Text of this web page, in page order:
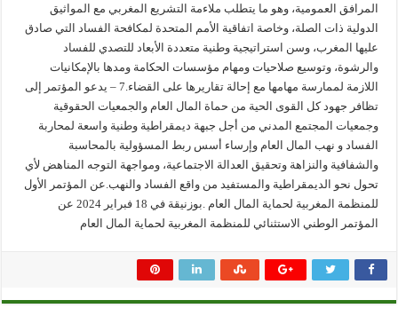
المرافق العمومية، وهو ما يتطلب ملاءمة التشريع المغربي مع المواثيق
الدولية ذات الصلة، وخاصة اتفاقية الأمم المتحدة لمكافحة الفساد التي صادق
عليها المغرب، وسن استراتيجية وطنية متعددة الأبعاد للتصدي للفساد
والرشوة، وتوسيع صلاحيات ومهام مؤسسات الحكامة ومدها بالإمكانيات
اللازمة لممارسة مهامها مع إحالة تقاريرها على القضاء.7 – يدعو المؤتمر إلى
تظافر جهود كل القوى الحية من حماة المال العام والجمعيات الحقوقية
وجمعيات المجتمع المدني من أجل جبهة ديمقراطية وطنية واسعة لمحاربة
الفساد و نهب المال العام وإرساء أسس ربط المسؤولية بالمحاسبة
والشفافية والنزاهة وتحقيق العدالة الاجتماعية، ومواجهة التوجه المناهض لأي
تحول نحو الديمقراطية والمستفيد من واقع الفساد والنهب.عن المؤتمر الأول
للمنظمة المغربية لحماية المال العام .بوزنيقة في 18 فبراير 2024 عن
المؤتمر الوطني الاستثنائي للمنظمة المغربية لحماية المال العام